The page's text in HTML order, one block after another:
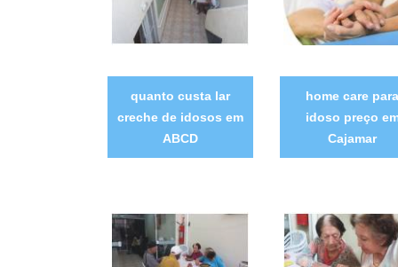
quanto custa lar
creche de idosos em
ABCD
home care para
idoso preço
Cajamar